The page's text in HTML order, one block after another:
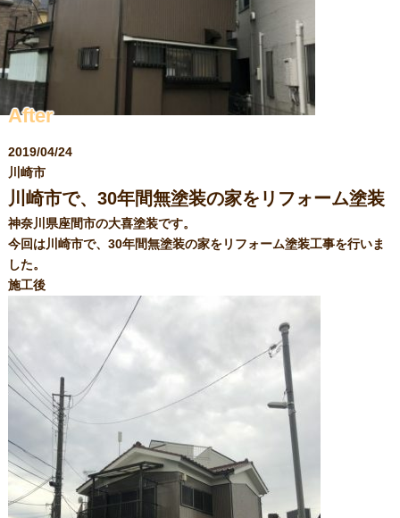
After
2019/04/24
川崎市
川崎市で、30年間無塗装の家をリフォーム塗装
神奈川県座間市の大喜塗装です。
今回は川崎市で、30年間無塗装の家をリフォーム塗装工事を行いま
した。
施工後